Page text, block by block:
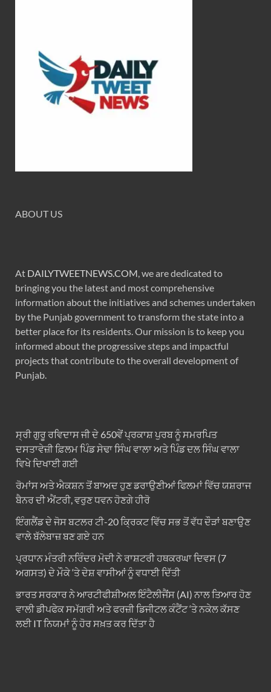
ABOUT US
At DAILYTWEETNEWS.COM, we are dedicated to
bringing you the latest and most comprehensive
information about the initiatives and schemes undertaken
by the Punjab government to transform the state into a
better place for its residents. Our mission is to keep you
informed about the progressive steps and impactful
projects that contribute to the overall development of
Punjab.
ਸ੍ਰੀ ਗੁਰੂ ਰਵਿਦਾਸ ਜੀ ਦੇ 650ਵੇਂ ਪ੍ਰਕਾਸ਼ ਪੁਰਬ ਨੂੰ ਸਮਰਪਿਤ
ਦਸਤਾਵੇਜ਼ੀ ਫ਼ਿਲਮ ਪਿੰਡ ਸੇਢਾ ਸਿੰਘ ਵਾਲਾ ਅਤੇ ਪਿੰਡ ਦਲ ਸਿੰਘ ਵਾਲਾ
ਵਿਖੇ ਦਿਖਾਈ ਗਈ
ਰੋਮਾਂਸ ਅਤੇ ਐਕਸ਼ਨ ਤੋਂ ਬਾਅਦ ਹੁਣ ਡਰਾਉਣੀਆਂ ਫਿਲਮਾਂ ਵਿੱਚ ਯਸ਼ਰਾਜ
ਬੈਨਰ ਦੀ ਐਂਟਰੀ, ਵਰੁਣ ਧਵਨ ਹੋਣਗੇ ਹੀਰੋ
ਇੰਗਲੈਂਡ ਦੇ ਜੋਸ ਬਟਲਰ ਟੀ-20 ਕ੍ਰਿਕਟ ਵਿੱਚ ਸਭ ਤੋਂ ਵੱਧ ਦੌੜਾਂ ਬਣਾਉਣ
ਵਾਲੇ ਬੱਲੇਬਾਜ਼ ਬਣ ਗਏ ਹਨ
ਪ੍ਰਧਾਨ ਮੰਤਰੀ ਨਰਿੰਦਰ ਮੋਦੀ ਨੇ ਰਾਸ਼ਟਰੀ ਹਥਕਰਘਾ ਦਿਵਸ (7
ਅਗਸਤ) ਦੇ ਮੌਕੇ ‘ਤੇ ਦੇਸ਼ ਵਾਸੀਆਂ ਨੂੰ ਵਧਾਈ ਦਿੱਤੀ
ਭਾਰਤ ਸਰਕਾਰ ਨੇ ਆਰਟੀਫੀਸ਼ੀਅਲ ਇੰਟੈਲੀਜੈਂਸ (AI) ਨਾਲ ਤਿਆਰ ਹੋਣ
ਵਾਲੀ ਡੀਪਫੇਕ ਸਮੱਗਰੀ ਅਤੇ ਫਰਜ਼ੀ ਡਿਜੀਟਲ ਕੰਟੈਂਟ ‘ਤੇ ਨਕੇਲ ਕੱਸਣ
ਲਈ IT ਨਿਯਮਾਂ ਨੂੰ ਹੋਰ ਸਖ਼ਤ ਕਰ ਦਿੱਤਾ ਹੈ